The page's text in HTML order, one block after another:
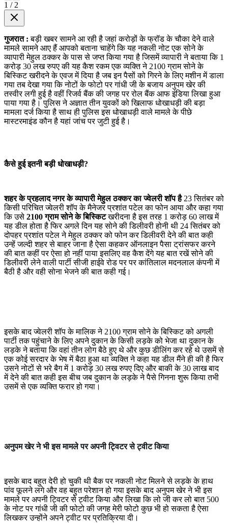
1 / 2
गुजरात :बड़ी खबर सामने आ रही है जहां करोड़ों के फ्रॉड के चौका देने वाले
मामले सामने आए हैं आपको बताना चाहेंगे कि यह नकली नोट एक सोने के
व्यापारी मेहुल ठक्कर के पास से जप्त किया गया है जिसमें व्यापारी ने बताया कि 1
करोड़ 30 लख रुपए की यह कैश रकम एक व्यक्ति ने 2100 ग्राम सोने के
बिस्किट खरीदने के एवज में दिया है जब इन पैसों को गिरने के लिए मशीन में डाला
गया तब देखा गया कि नोटों के फोटो पर गांधी जी के बजाय अनुपम खेर की
तस्वीर लगी हुई है वहीं रिजर्व बैंक की जगह पर रोल बैंक आफ इंडिया लिखा हुआ
पाया गया है। पुलिस ने अज्ञात तीन युवकों को खिलाफ धोखाधड़ी की बड़ा
मामला दर्ज किया है साथ ही पुलिस इस धोखाधड़ी वाले मामले के पीछे
मास्टरमाइंड कौन है यहां जांच पर जुटी हुई है।
कैसे हुई इतनी बड़ी धोखाधड़ी?
शहर के प्रहलाद नगर के व्यापारी मेहुल ठक्कर का ज्वेलरी शॉप है23 सितंबर को
किसी परिचित ज्वेलरी शॉप के मैनेजर प्रशांत पटेल का फोन आया और कहा गया
कि उसे 2100 ग्राम सोने के बिस्किटखरीदना है इस तरह 1 करोड़ 60 लाख में
यह डील होता है फिर अगले दिन यह सोने की डिलीवरी होनी थी 24 सितंबर को
दोपहर प्रशांत पटेल ने मेहुल ठक्कर को फोन कर डिलीवरी देने की बात कही
उन्हें जल्दी शहर से बाहर जाना है ऐसा कहकर ऑनलाइन पैसा ट्रांसफर करने
की बात कहीं पर ऐसा हो नहीं पाया इसलिए वह कैश देंगे यह बात रखें सोने की
डिलीवरी लेने वाली पार्टी सीजी हाईवे रोड पर पर कांतिलाल मदनलाल कंपनी में
बैठी है और वही सोना भेजने की बात कही गई।
इसके बाद ज्वेलरी शॉप के मालिक ने 2100 ग्राम सोने के बिस्किट को अगली
पार्टी तक पहुंचाने के लिए अपने दुकान के किसी लड़के को भेजा था दुकान के
लड़के ने बताया कि वहां तीन लोग बैठे हुए थे और कुछ डीलिंग कर रहे थे उसमें से
एक कोई सरदार के भेष में बैठा हुआ था व्यक्ति ने कहा यह डील मैंने ही की है फिर
उसने नोटों से भरे बैग में 1 करोड़ 30 लख रुपए दिए और बाकी के 30 लाख बाद
में देने की बात कही इस बीच जब दुकान के लड़के ने पैसे गिनना शुरू किया तभी
उसमें से एक व्यक्ति फरार हो गया।
अनुपम खेर ने भी इस मामले पर अपनी ट्विटर से ट्वीट किया
इसके बाद बहुत देरी हो चुकी थी बैक पर नकली नोट मिलने से लड़के के हाथ
पांव फूलने लगे और वह बहुत परेशान हो गया इसके बाद अनुपम खेर ने भी इस
मामले पर अपनी ट्विटर से ट्वीट किया और लिखा कि लो जी कर लो बात 500
के नोट पर गांधी जी की फोटो की जगह मेरी फोटो कुछ भी हो सकता है ऐसा
लिखकर उन्होंने अपने ट्वीट पर प्रतिक्रिया दी।